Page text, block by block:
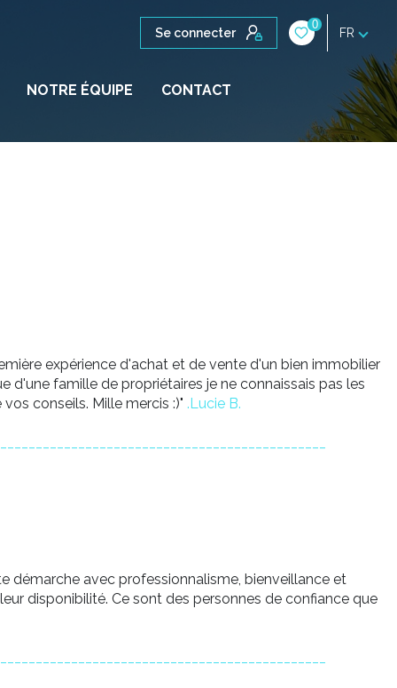
Se connecter
0
FR
NOTRE ÉQUIPE CONTACT
expérience d'achat et de vente d'un bien immobilier
d'une famille de propriétaires je ne connaissais pas les
conseils. Mille mercis :)" .Lucie B.
démarche avec professionnalisme, bienveillance et
disponibilité. Ce sont des personnes de confiance que